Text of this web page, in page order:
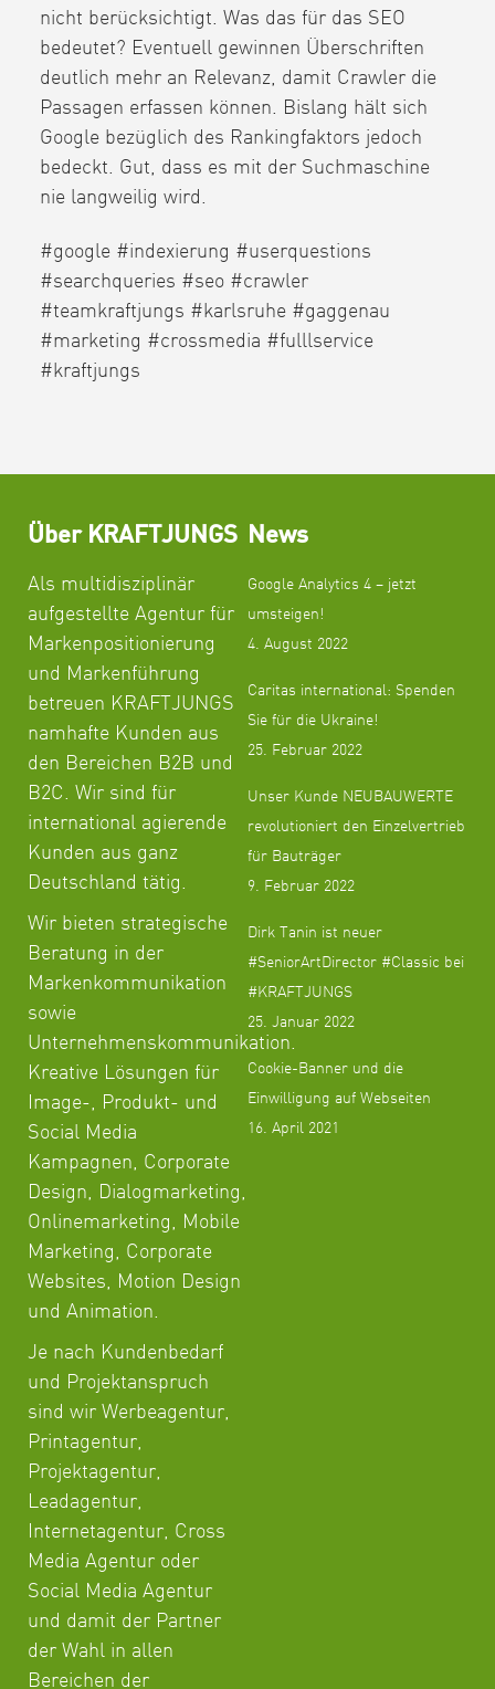
nicht berücksichtigt. Was das für das SEO
bedeutet? Eventuell gewinnen Überschriften
deutlich mehr an Relevanz, damit Crawler die
Passagen erfassen können. Bislang hält sich
Google bezüglich des Rankingfaktors jedoch
bedeckt. Gut, dass es mit der Suchmaschine
nie langweilig wird.
#google #indexierung #userquestions
#searchqueries #seo #crawler
#teamkraftjungs #karlsruhe #gaggenau
#marketing #crossmedia #fulllservice
#kraftjungs
Über KRAFTJUNGS
Als multidisziplinär
aufgestellte Agentur für
Markenpositionierung
und Markenführung
betreuen KRAFTJUNGS
namhafte Kunden aus
den Bereichen B2B und
B2C. Wir sind für
international agierende
Kunden aus ganz
Deutschland tätig.
Wir bieten strategische
Beratung in der
Markenkommunikation
sowie
Unternehmenskommunikation.
Kreative Lösungen für
Image-, Produkt- und
Social Media
Kampagnen, Corporate
Design, Dialogmarketing,
Onlinemarketing, Mobile
Marketing, Corporate
Websites, Motion Design
und Animation.
Je nach Kundenbedarf
und Projektanspruch
sind wir Werbeagentur,
Printagentur,
Projektagentur,
Leadagentur,
Internetagentur, Cross
Media Agentur oder
Social Media Agentur
und damit der Partner
der Wahl in allen
Bereichen der
News
Google Analytics 4 – jetzt
umsteigen!
4. August 2022
Caritas international: Spenden
Sie für die Ukraine!
25. Februar 2022
Unser Kunde NEUBAUWERTE
revolutioniert den Einzelvertrieb
für Bauträger
9. Februar 2022
Dirk Tanin ist neuer
#SeniorArtDirector #Classic bei
#KRAFTJUNGS
25. Januar 2022
Cookie-Banner und die
Einwilligung auf Webseiten
16. April 2021